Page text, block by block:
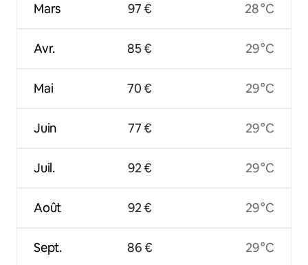
Mars
Avr.
Mai
Juin
Juil.
Août
Sept.
97 €
85 €
70 €
77 €
92 €
92 €
86 €
28 °C
29 °C
29 °C
29 °C
29 °C
29 °C
29 °C